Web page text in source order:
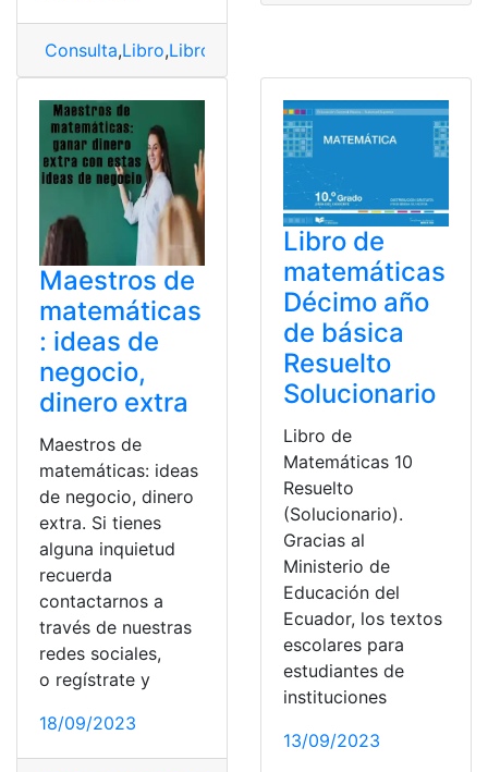
Consulta,Libro,Libro de matemáticas
Maestros de
matemáticas
: ideas de
negocio,
dinero extra
Maestros de
matemáticas: ideas
de negocio, dinero
extra. Si tienes
alguna inquietud
recuerda
contactarnos a
través de nuestras
redes sociales,
o regístrate y
18/09/2023
Libro de
matemáticas
Décimo año
de básica
Resuelto
Solucionario
Libro de
Matemáticas 10
Resuelto
(Solucionario).
Gracias al
Ministerio de
Educación del
Ecuador, los textos
escolares para
estudiantes de
instituciones
13/09/2023